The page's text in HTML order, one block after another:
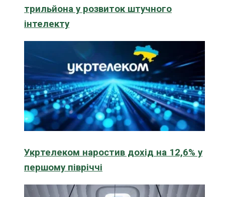
трильйона у розвиток штучного
інтелекту
Укртелеком наростив дохід на 12,6% у
першому півріччі